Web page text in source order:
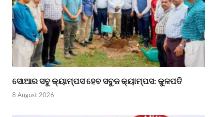
ସୋଆର ସବୁ କ୍ୟାମ୍ପସ ହେବ ସବୁଜ କ୍ୟାମ୍ପସ: କୁଳପତି
8 August 2026